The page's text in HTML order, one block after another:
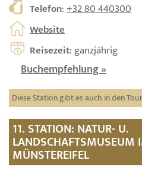
Telefon:+32 80 440300
Website
Reisezeit: ganzjährig
Buchempfehlung »
Diese Station gibt es auch in den
11. STATION: NATUR- U.
LANDSCHAFTSMUSEUM
MÜNSTEREIFEL